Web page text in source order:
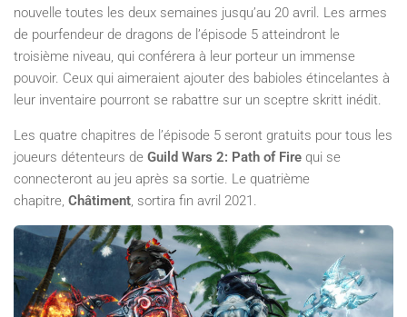
nouvelle toutes les deux semaines jusqu’au 20 avril. Les armes
de pourfendeur de dragons de l’épisode 5 atteindront le
troisième niveau, qui conférera à leur porteur un immense
pouvoir. Ceux qui aimeraient ajouter des babioles étincelantes à
leur inventaire pourront se rabattre sur un sceptre skritt inédit.
Les quatre chapitres de l’épisode 5 seront gratuits pour tous les
joueurs détenteurs de Guild Wars 2: Path of Fire qui se
connecteront au jeu après sa sortie. Le quatrième
chapitre, Châtiment, sortira fin avril 2021.